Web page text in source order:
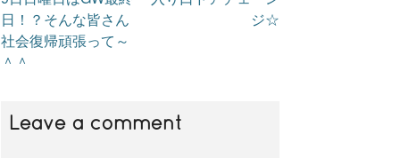
e
日！？そんな皆さん
社会復帰頑張って～
＾＾
ジ☆
Leave a comment